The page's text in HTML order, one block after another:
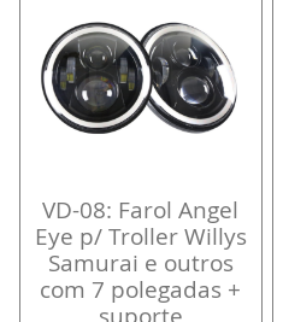
VD-08: Farol Angel
Eye p/ Troller Willys
Samurai e outros
com 7 polegadas +